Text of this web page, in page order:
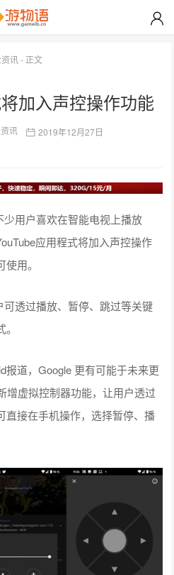
讯- 正文
加入声控操作功能
讯
2019年12月27日
少用户喜欢在智能电视上播放
应用程式将加入声控操作
用。
可透过播放、暂停、跳过等关键
报道，Google 更有可能于未来更
增虚拟控制器功能，让用户透过
直接在手机操作，选择暂停、播